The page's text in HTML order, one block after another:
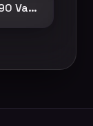
19 rue des Rocailles, 95490 Vauréal